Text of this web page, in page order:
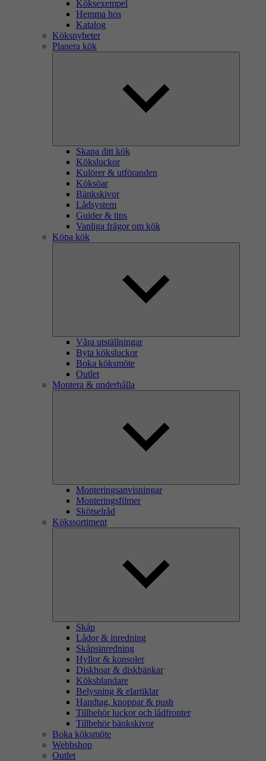
Köksexempel
Hemma hos
Katalog
Köksnyheter
Planera kök
Skapa ditt kök
Köksluckor
Kulörer & utföranden
Köksöar
Bänkskivor
Lådsystem
Guider & tips
Vanliga frågor om kök
Köpa kök
Våra utställningar
Byta köksluckor
Boka köksmöte
Outlet
Montera & underhålla
Monteringsanvisningar
Monteringsfilmer
Skötselråd
Kökssortiment
Skåp
Lådor & inredning
Skåpsinredning
Hyllor & konsoler
Diskhoar & diskbänkar
Köksblandare
Belysning & elartiklar
Handtag, knoppar & push
Tillbehör luckor och lådfronter
Tillbehör bänkskivor
Boka köksmöte
Webbshop
Outlet